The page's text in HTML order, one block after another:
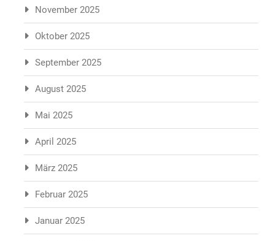
November 2025
Oktober 2025
September 2025
August 2025
Mai 2025
April 2025
März 2025
Februar 2025
Januar 2025